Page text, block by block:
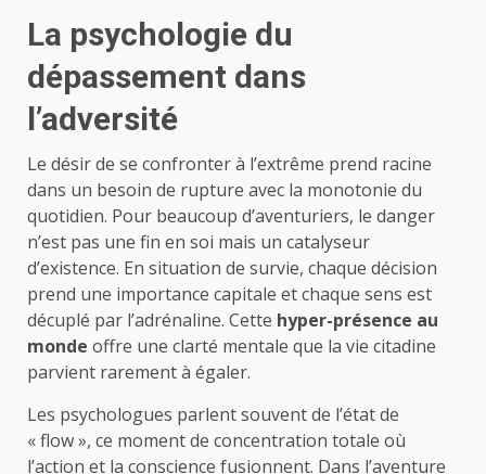
La psychologie du
dépassement dans
l’adversité
Le désir de se confronter à l’extrême prend racine
dans un besoin de rupture avec la monotonie du
quotidien. Pour beaucoup d’aventuriers, le danger
n’est pas une fin en soi mais un catalyseur
d’existence. En situation de survie, chaque décision
prend une importance capitale et chaque sens est
décuplé par l’adrénaline. Cette hyper-présence au
monde offre une clarté mentale que la vie citadine
parvient rarement à égaler.
Les psychologues parlent souvent de l’état de
« flow », ce moment de concentration totale où
l’action et la conscience fusionnent. Dans l’aventure